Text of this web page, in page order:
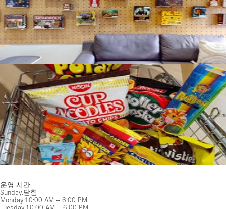
운영 시간
Sunday:닫힘
Monday:10:00 AM – 6:00 PM
Tuesday:10:00 AM – 6:00 PM